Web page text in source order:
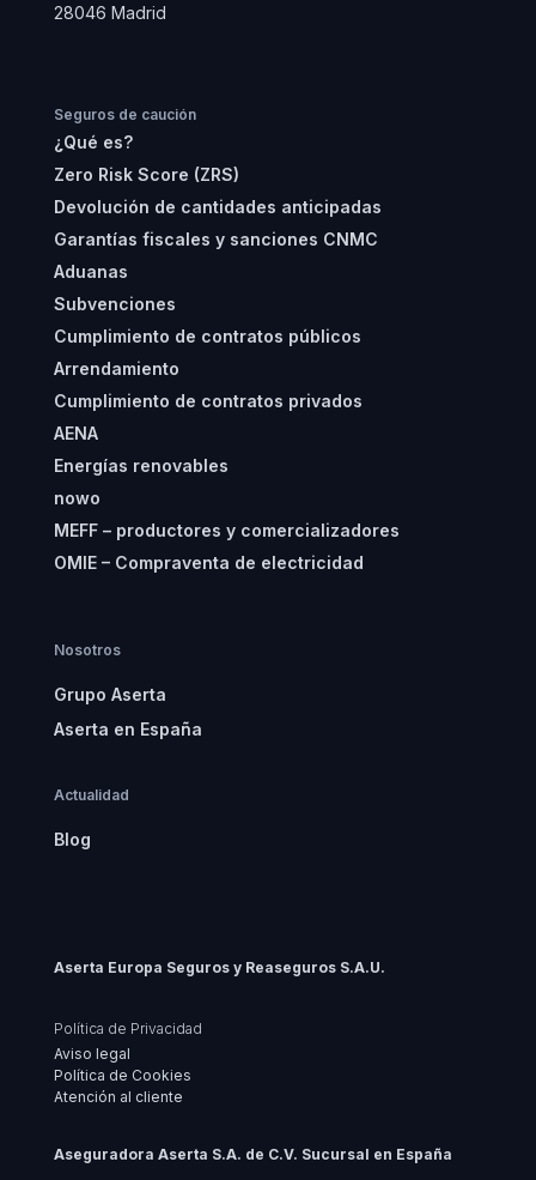
28046 Madrid
Seguros de caución
¿Qué es?
Zero Risk Score (ZRS)
Devolución de cantidades anticipadas
Garantías fiscales y sanciones CNMC
Aduanas
Subvenciones
Cumplimiento de contratos públicos
Arrendamiento
Cumplimiento de contratos privados
AENA
Energías renovables
nowo
MEFF – productores y comercializadores
OMIE – Compraventa de electricidad
Nosotros
Grupo Aserta
Aserta en España
Actualidad
Blog
Aserta Europa Seguros y Reaseguros S.A.U.
Política de Privacidad
Aviso legal
Política de Cookies
Atención al cliente
Aseguradora Aserta S.A. de C.V. Sucursal en España